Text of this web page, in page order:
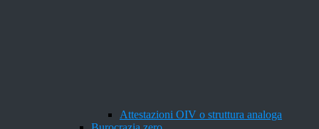
Attestazioni OIV o struttura analoga